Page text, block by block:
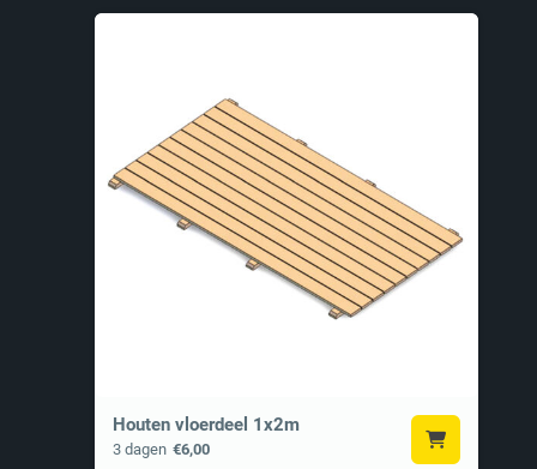
Houten vloerdeel 1x2m
3 dagen €6,00